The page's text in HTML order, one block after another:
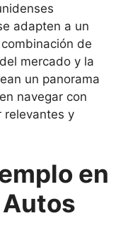
adapten a un
de
mercado y la
un panorama
navegar con
relevantes y
en